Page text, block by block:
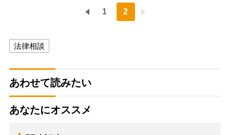
1 2
法律相談
あわせて読みたい
あなたにオススメ